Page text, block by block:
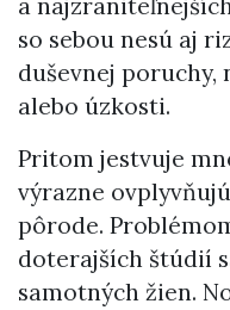
a
so sebou nesú aj
duševnej poruchy,
alebo úzkosti.
Pritom jestvuje
výrazne
pôrode.
doterajších štúdií
samotných žien.